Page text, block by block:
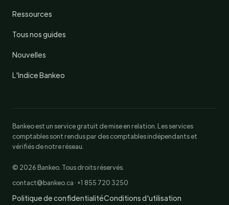
Ressources
Tous nos guides
Nouvelles
L'Indice Bankeo
Bankeo est un service gratuit de mise en relation. Les services
comptables sont rendus par des comptables indépendants et
vérifiés de notre réseau.
© 2026 Bankeo. Tous droits réservés.
contact@bankeo.ca · +1 855 720 3250
Politique de confidentialitéConditions d'utilisation